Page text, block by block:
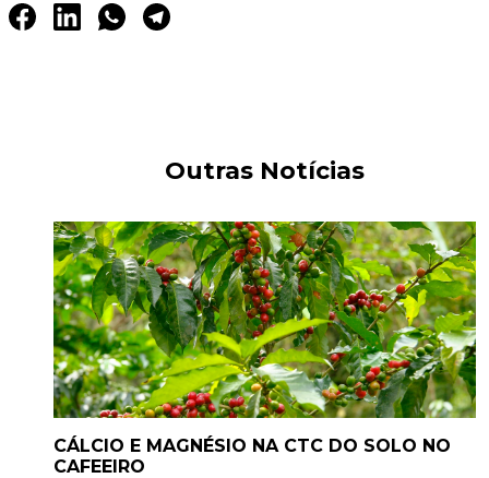
Outras Notícias
CÁLCIO E MAGNÉSIO NA CTC DO SOLO NO
CAFEEIRO